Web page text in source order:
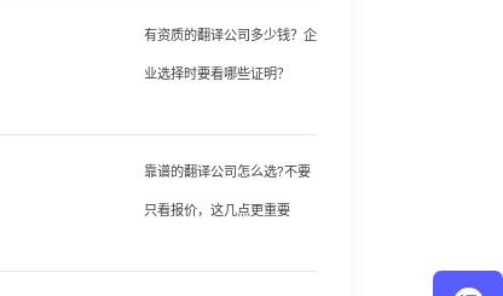
有资质的翻译公司多少钱？企
业选择时要看哪些证明？
靠谱的翻译公司怎么选?不要
只看报价，这几点更重要